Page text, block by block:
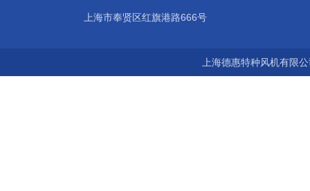
上海市奉贤区红旗港路666号
上海德惠特种风机有限